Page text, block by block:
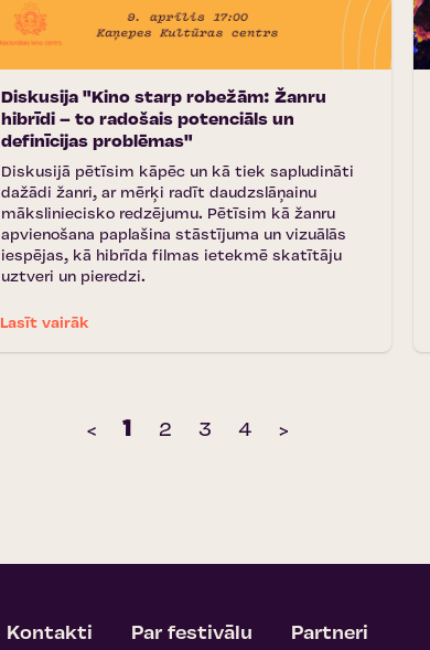
Diskusija "Kino starp robežām: Žanru
hibrīdi – to radošais potenciāls un
definīcijas problēmas"
Diskusijā pētīsim kāpēc un kā tiek sapludināti
dažādi žanri, ar mērķi radīt daudzslāņainu
māksliniecisko redzējumu. Pētīsim kā žanru
apvienošana paplašina stāstījuma un vizuālās
iespējas, kā hibrīda filmas ietekmē skatītāju
uztveri un pieredzi.
Lasīt vairāk
‹ 1 2 3 4 ›
Kontakti Par festivālu Partneri